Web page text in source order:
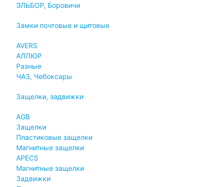
ЭЛЬБОР, Боровичи
Замки почтовые и щитовые
AVERS
АЛЛЮР
Разные
ЧАЗ, Чебоксары
Защелки, задвижки
AGB
Защелки
Пластиковые защелки
Магнитные защелки
APECS
Магнитные защелки
Задвижки